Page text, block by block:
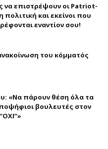
να επιστρέψουν οι Patriot-
πολιτική και εκείνοι που
εναντίον σου!
του κόμματός
«Να πάρουν θέση όλα τα
βουλευτές στον